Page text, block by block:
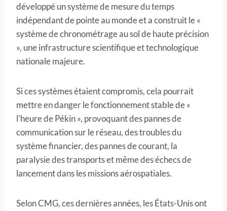
développé un système de mesure du temps
indépendant de pointe au monde et a construit le «
système de chronométrage au sol de haute précision
», une infrastructure scientifique et technologique
nationale majeure.
Si ces systèmes étaient compromis, cela pourrait
mettre en danger le fonctionnement stable de «
l'heure de Pékin », provoquant des pannes de
communication sur le réseau, des troubles du
système financier, des pannes de courant, la
paralysie des transports et même des échecs de
lancement dans les missions aérospatiales.
Selon CMG, ces dernières années, les États-Unis ont